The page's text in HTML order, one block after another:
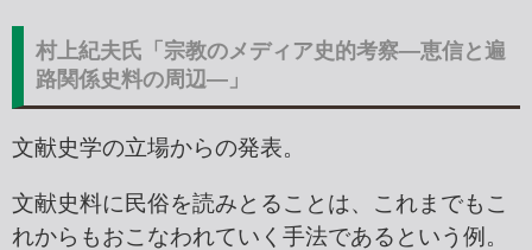
村上紀夫氏「宗教のメディア史的考察―恵信と遍
路関係史料の周辺―」
文献史学の立場からの発表。
文献史料に民俗を読みとることは、これまでもこ
れからもおこなわれていく手法であるという例。